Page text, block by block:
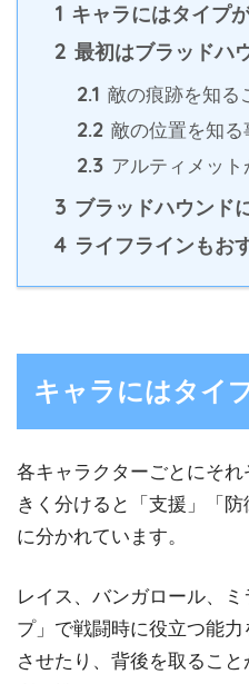
1 キャラにはタイプ
2 最初はブラッドハ
2.1 敵の痕跡を知る
2.2 敵の位置を知る
2.3 アルティメット
3 ブラッドハウンド
4 ライフラインもお
キャラにはタイ
各キャラクターごとにそ
きく分けると「支援」「
に分かれています。
レイス、バンガロール、
プ」で戦闘時に役立つ能
させたり、背後を取るこ